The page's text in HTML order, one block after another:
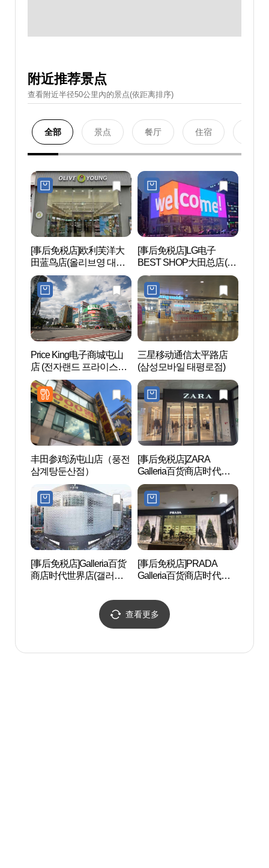
附近推荐景点
查看附近半径50公里內的景点(依距离排序)
全部 景点 餐厅 住宿
[事后免税店]欧利芙洋大
田蓝鸟店(올리브영 대전
파랑새점)
[事后免税店]LG电子
BEST SHOP大田总店(LG
전자 베스트샵 대전본점)
Price King电子商城屯山
店 (전자랜드 프라이스킹
둔산점)
三星移动通信太平路店
(삼성모바일 태평로점)
丰田参鸡汤屯山店（풍전
삼계탕둔산점）
[事后免税店]ZARA
Galleria百货商店时代世
界店(ZARA 갤러리아백화
점 타임월드점)
[事后免税店]Galleria百货
商店时代世界店(갤러리
[事后免税店]PRADA
Galleria百货商店时代世
화점 타임월드점)
查看更多